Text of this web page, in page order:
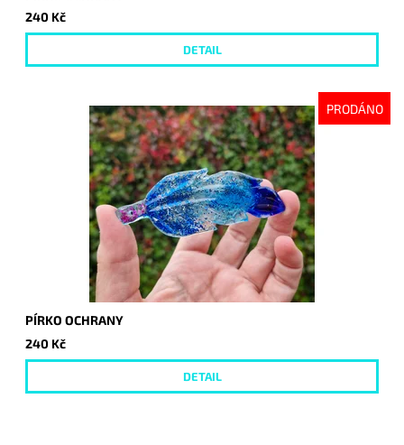
240 Kč
DETAIL
PRODÁNO
PÍRKO OCHRANY
240 Kč
DETAIL